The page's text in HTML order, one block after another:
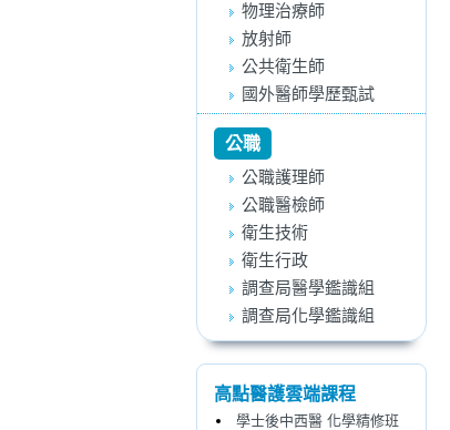
物理治療師
放射師
公共衛生師
國外醫師學歷甄試
公職
公職護理師
公職醫檢師
衛生技術
衛生行政
調查局醫學鑑識組
調查局化學鑑識組
高點醫護雲端課程
學士後中西醫 化學精修班